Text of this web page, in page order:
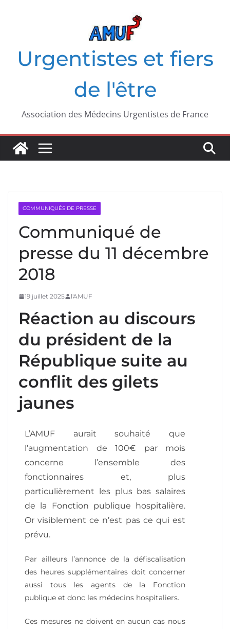
Urgentistes et fiers
de l'être
Association des Médecins Urgentistes de France
COMMUNIQUÉS DE PRESSE
Communiqué de
presse du 11 décembre
2018
19 juillet 2025 l'AMUF
Réaction au discours
du président de la
République suite au
conflit des gilets
jaunes
L’AMUF aurait souhaité que
l’augmentation de 100€ par mois
concerne l’ensemble des
fonctionnaires et, plus
particulièrement les plus bas salaires
de la Fonction publique hospitalière.
Or visiblement ce n’est pas ce qui est
prévu.
Par ailleurs l’annonce de la défiscalisation
des heures supplémentaires doit concerner
aussi tous les agents de la Fonction
publique et donc les médecins hospitaliers.
Ces mesures ne doivent en aucun cas nous